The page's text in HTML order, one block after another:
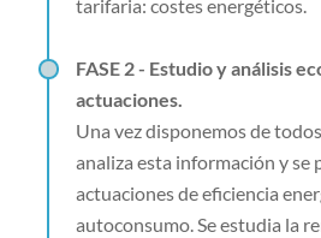
tarifaria: costes energéticos.
FASE 2 - Estudio y análisis
actuaciones.
Una vez disponemos de
analiza esta información y se
actuaciones de eficiencia
autoconsumo. Se estudia la